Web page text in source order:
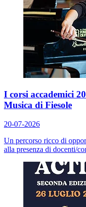
I corsi accademici
Musica di Fiesole
20-07-2026
Un percorso ricco di
alla presenza di docenti/